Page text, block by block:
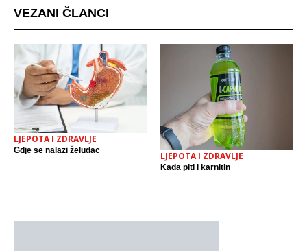
VEZANI ČLANCI
LJEPOTA I ZDRAVLJE
Gdje se nalazi želudac
LJEPOTA I ZDRAVLJE
Kada piti l karnitin